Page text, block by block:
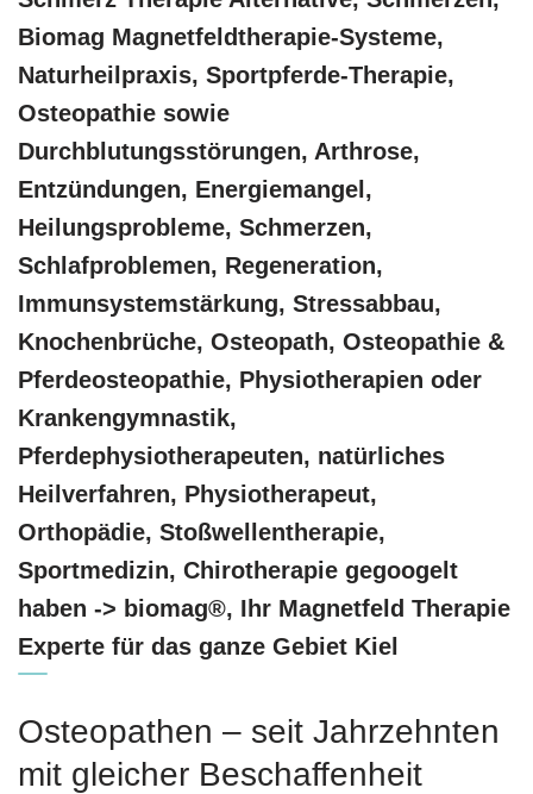
Biomag Magnetfeldtherapie-Systeme,
Naturheilpraxis, Sportpferde-Therapie,
Osteopathie sowie
Durchblutungsstörungen, Arthrose,
Entzündungen, Energiemangel,
Heilungsprobleme, Schmerzen,
Schlafproblemen, Regeneration,
Immunsystemstärkung, Stressabbau,
Knochenbrüche, Osteopath, Osteopathie &
Pferdeosteopathie, Physiotherapien oder
Krankengymnastik,
Pferdephysiotherapeuten, natürliches
Heilverfahren, Physiotherapeut,
Orthopädie, Stoßwellentherapie,
Sportmedizin, Chirotherapie gegoogelt
haben -> biomag®, Ihr Magnetfeld Therapie
Experte für das ganze Gebiet Kiel
Osteopathen – seit Jahrzehnten
mit gleicher Beschaffenheit